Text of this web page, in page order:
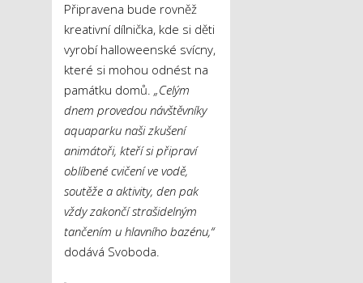
Připravena bude rovněž
kreativní dílnička, kde si děti
vyrobí halloweenské svícny,
které si mohou odnést na
památku domů. „Celým
dnem provedou návštěvníky
aquaparku naši zkušení
animátoři, kteří si připraví
oblíbené cvičení ve vodě,
soutěže a aktivity, den pak
vždy zakončí strašidelným
tančením u hlavního bazénu,“
dodává Svoboda.